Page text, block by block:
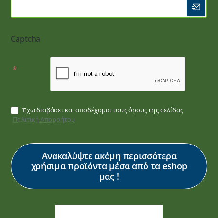
Captcha
Έχω διαβάσει και αποδέχομαι τους όρους της σελίδας
Πολιτική Απορρήτου
Ανακαλύψτε ακόμη περισσότερα
χρήσιμα προϊόντα μέσα από τα eshop
μας !